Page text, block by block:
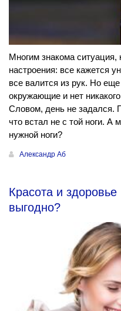
Многим знакома
настроения: все кажется
все валится из рук. Но
окружающие и нет
Словом, день не задался.
что встал не с той ноги. А
нужной ноги?
Александр Аб
Красота и здоровье
выгодно?